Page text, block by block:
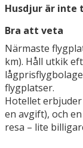
Husdjur är
Bra att veta
Närmaste
km). Håll utkik
flygplatser.
Hotellet
en avgift), och
resa – lite